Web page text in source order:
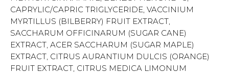
CAPRYLIC/CAPRIC TRIGLYCERIDE, VACCINIUM
MYRTILLUS (BILBERRY) FRUIT EXTRACT,
SACCHARUM OFFICINARUM (SUGAR CANE)
EXTRACT, ACER SACCHARUM (SUGAR MAPLE)
EXTRACT, CITRUS AURANTIUM DULCIS (ORANGE)
FRUIT EXTRACT, CITRUS MEDICA LIMONUM